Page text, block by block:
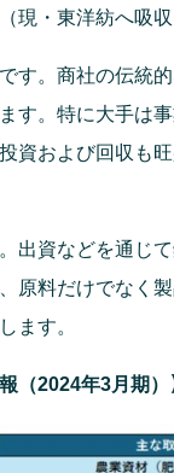
現・東洋紡へ吸
す。商社の伝統
す。特に大手は
資および回収も
出資などを通じ
原料だけでなく
ます。
（2024年3月期）